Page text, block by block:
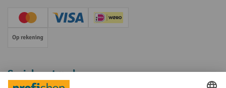
Creditcard (Master)Creditcard (Visa)iDEAL | Wero
Op rekening
Sociale netwerken